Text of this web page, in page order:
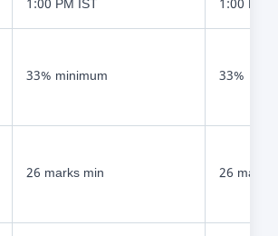
1:00 PM IST 1:00 PM
33% minimum 33%
26 marks min 26 marks